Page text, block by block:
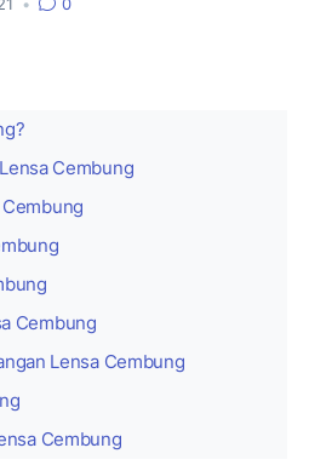
•
0
Cembung
Cembung
Lensa Cembung
Cembung